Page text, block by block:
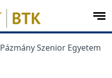
Pázmány Szenior Egyetem